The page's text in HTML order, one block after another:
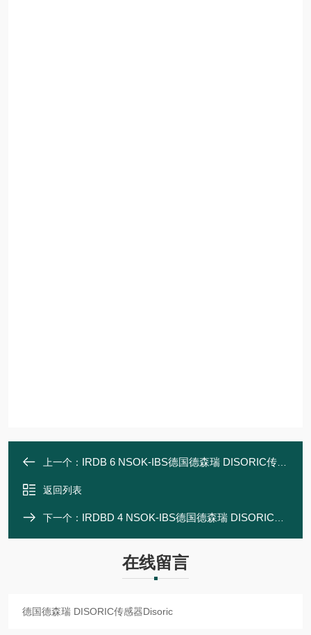
上一个： IRDB 6 NSOK-IBS德国德森瑞 DISORIC传感器Disoric
返回列表
下一个： IRDBD 4 NSOK-IBS德国德森瑞 DISORIC传感器Disoric
在线留言